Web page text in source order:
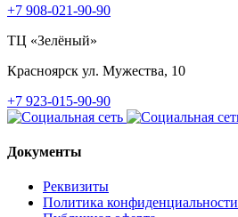
+7 908-021-90-90
ТЦ «Зелёный»
Красноярск ул. Мужества, 10
+7 923-015-90-90
Документы
Реквизиты
Политика конфиденциальности